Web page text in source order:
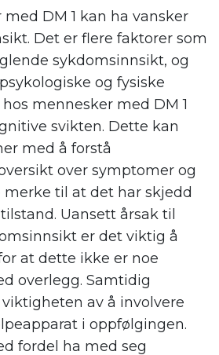
DM 1 kan ha vansker
Det er flere faktorer som
sykdomsinnsikt, og
og fysiske
mennesker med DM 1
svikten. Dette kan
med å forstå
over symptomer og
merke til at det har skjedd
Uansett årsak til
er det viktig å
at dette ikke er noe
overlegg. Samtidig
av å involvere
i oppfølgingen.
fordel ha med seg